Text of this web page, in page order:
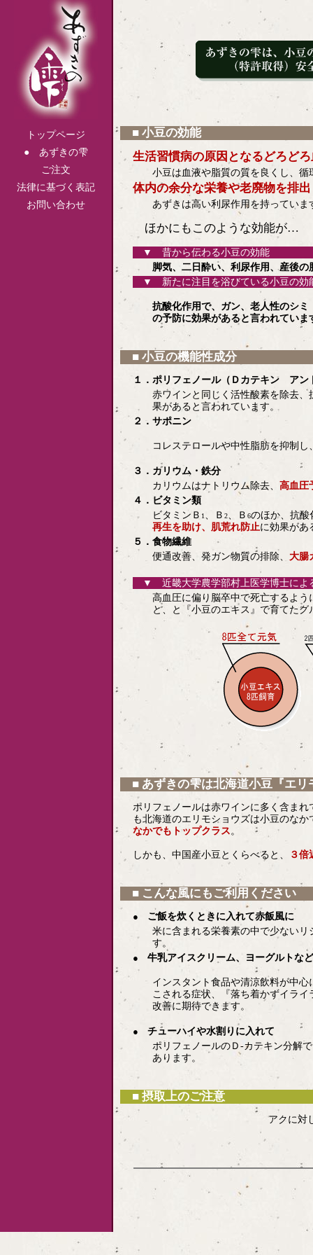
トップページ
● あずきの雫
ご注文
法律に基づく表記
お問い合わせ
■ 小豆の効能
生活習慣病の原因となるどろど
小豆は血液や脂質の質を良くし、循
体内の余分な栄養や老廃物を排
あずきは高い利尿作用を持っていま
ほかにもこのような効能が…
▼ 昔から伝わる小豆の効能
脚気、二日酔い、利尿作用、産後の
▼ 新たに注目を浴びている小豆の効
抗酸化作用で、ガン、老人性のシ
の予防に効果があると言われていま
■ 小豆の機能性成分
１．ポリフェノール（Ｄカテキン アン
赤ワインと同じく活性酸素を除去
果があると言われています。
２．サポニン
コレステロールや中性脂肪を抑制し
３．カリウム・鉄分
カリウムはナトリウム除去、 高血圧
４．ビタミン類
ビタミンＢ 1 、Ｂ 2 、Ｂ 6のほか、抗酸
再生を助け、肌荒れ防止に効果があ
５．食物繊維
便通改善、発ガン物質の排除、 大腸
▼ 近畿大学農学部村上医学博士によ
高血圧に偏り脳卒中で死亡するよ
と、と『小豆のエキス』で育てた
■ あずきの雫は北海道小豆『エリ
ポリフェノールは赤ワインに多く含ま
も北海道のエリモショウズは小豆のな
なかでもトップクラス。
しかも、中国産小豆とくらべると、 ３倍
■ こんな風にもご利用ください
● ご飯を炊くときに入れて赤飯風に
米に含まれる栄養素の中で少ない
す。
● 牛乳アイスクリーム、ヨーグルトな
インスタント食品や清涼飲料が中
こされる症状、『落ち着かずイラ
改善に期待できます。
● チューハイや水割りに入れて
ポリフェノールのＤ-カテキン分解
あります。
■ 摂取上のご注意
アクに対